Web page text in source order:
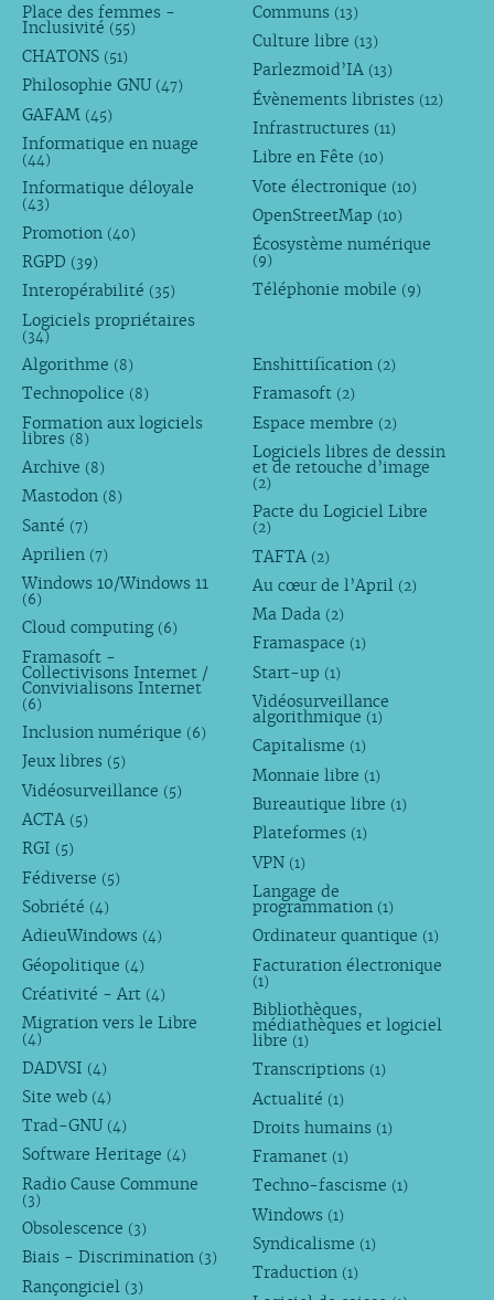
Place des femmes -
Inclusivité (55)
CHATONS (51)
Philosophie GNU (47)
GAFAM (45)
Informatique en nuage
(44)
Informatique déloyale
(43)
Promotion (40)
RGPD (39)
Interopérabilité (35)
Logiciels propriétaires
(34)
Communs (13)
Culture libre (13)
Parlezmoid’IA (13)
Évènements libristes (12)
Infrastructures (11)
Libre en Fête (10)
Vote électronique (10)
OpenStreetMap (10)
Écosystème numérique
(9)
Téléphonie mobile (9)
Algorithme (8)
Technopolice (8)
Formation aux logiciels
libres (8)
Archive (8)
Mastodon (8)
Santé (7)
Aprilien (7)
Windows 10/Windows 11
(6)
Cloud computing (6)
Framasoft -
Collectivisons Internet /
Convivialisons Internet
(6)
Inclusion numérique (6)
Jeux libres (5)
Vidéosurveillance (5)
ACTA (5)
RGI (5)
Fédiverse (5)
Sobriété (4)
AdieuWindows (4)
Géopolitique (4)
Créativité - Art (4)
Migration vers le Libre
(4)
DADVSI (4)
Site web (4)
Trad-GNU (4)
Software Heritage (4)
Radio Cause Commune
(3)
Obsolescence (3)
Biais - Discrimination (3)
Rançongiciel (3)
Enshittification (2)
Framasoft (2)
Espace membre (2)
Logiciels libres de dessin
et de retouche d’image
(2)
Pacte du Logiciel Libre
(2)
TAFTA (2)
Au cœur de l’April (2)
Ma Dada (2)
Framaspace (1)
Start-up (1)
Vidéosurveillance
algorithmique (1)
Capitalisme (1)
Monnaie libre (1)
Bureautique libre (1)
Plateformes (1)
VPN (1)
Langage de
programmation (1)
Ordinateur quantique (1)
Facturation électronique
(1)
Bibliothèques,
médiathèques et logiciel
libre (1)
Transcriptions (1)
Actualité (1)
Droits humains (1)
Framanet (1)
Techno-fascisme (1)
Windows (1)
Syndicalisme (1)
Traduction (1)